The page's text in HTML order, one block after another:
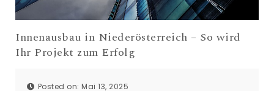
Innenausbau in Niederösterreich – So wird
Ihr Projekt zum Erfolg
Posted on: Mai 13, 2025